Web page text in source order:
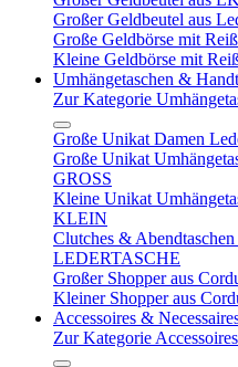
Großer Geldbeutel aus
Große Geldbörse mit
Kleine Geldbörse mit
Umhängetaschen &
Zur Kategorie
Große Unikat Damen
Große Unikat
GROSS
Kleine Unikat
KLEIN
Clutches &
LEDERTASCHE
Großer Shopper aus
Kleiner Shopper aus
Accessoires &
Zur Kategorie